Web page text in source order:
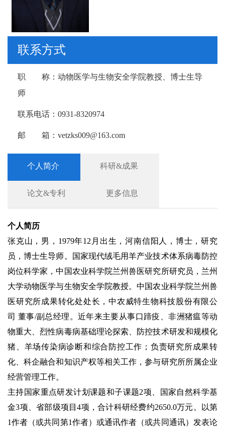
联系方式
职 称： 动物医学与生物安全学院教授、博士生导
师
联系电话： 0931-8320974
邮 箱： vetzks009@163.com
个人简介 科研&成果
论文&专利 更多信息
个人简历
张克山，男， 1979年12 月出生，河南信阳人， 博士，研究
员，博士生导师。国家现代绒毛用羊产业技术体系病毒防控
岗位科学家，中国农业科学院兰州兽医研究所研究员，兰州
大学动物医学与生物安全学院教授。中国农业科学院兰州兽
医研究所成果转化处处长 ，中农威特生物科技股份有限公
司 董事/副总经理 。 近年来主要从事口蹄疫 、非洲猪瘟等动
物重大、烈性病毒病基础理论探索 、防控技术研发和规模化
猪、羊场传染病诊断和综合 防控工作 ；负责研究所成果转
化、科企融合和知识产权等相关工作，参与研究所所属企业
经营管理工作。
主持国家重点研发计划 课题和子课题2项、国家自然科学基
金3项、省部级项目4项，合计科研经费约2650.0万元。以第
1作者 （或共同第1作者） 或通讯作者（或共同通讯）发表论